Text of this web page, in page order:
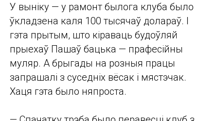
У выніку — у рамонт былога клуба было
ўкладзена каля 100 тысячаў долараў. І
гэта прытым, што кіраваць будоўляй
прыехаў Пашаў бацька — прафесійны
муляр. А брыгады на розныя працы
запрашалі з суседніх вёсак і мястэчак.
Хаця гэта было няпроста.